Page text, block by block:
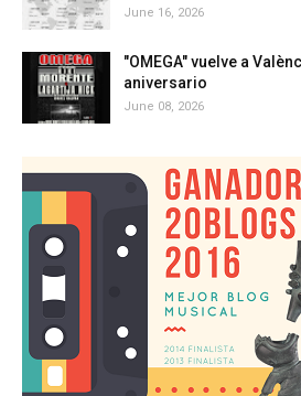
June 16, 2026
"OMEGA" vuelve a
aniversario
June 08, 2026